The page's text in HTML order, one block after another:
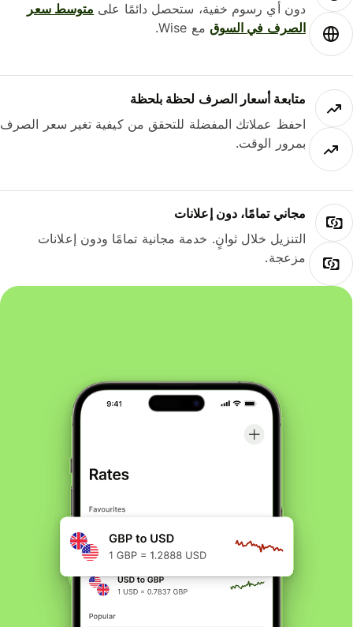
دون أي رسوم خفية، ستحصل دائمًا علىمتوسط ​​سعر
الصرف في السوقمع Wise.
متابعة أسعار الصرف لحظة بلحظة
احفظ عملاتك المفضلة للتحقق من كيفية تغير سعر الصرف
بمرور الوقت.
مجاني تمامًا، دون إعلانات
التنزيل خلال ثوانٍ. خدمة مجانية تمامًا ودون إعلانات
مزعجة.